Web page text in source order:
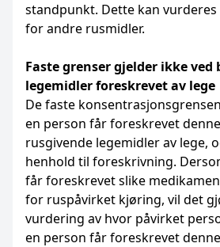
standpunkt. Dette kan
for andre rusmidler.
Faste grenser gjelder ikke ved
legemidler foreskrevet av lege
De faste
en person får foreskrevet
rusgivende legemidler av lege,
henhold til foreskrivning.
får foreskrevet slike
for ruspåvirket kjøring, vil det
vurdering av hvor påvirket
en person får foreskrevet